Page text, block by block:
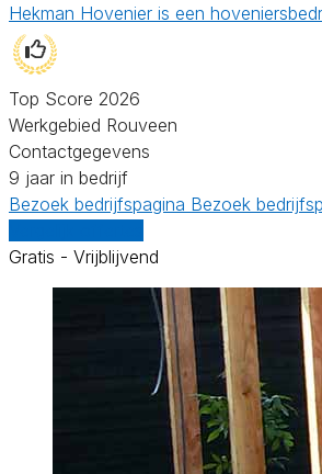
Hekman Hovenier is een
Top Score 2026
Werkgebied Rouveen
Contactgegevens
9 jaar in bedrijf
Bezoek bedrijfspagina Bezoek
Gratis - Vrijblijvend